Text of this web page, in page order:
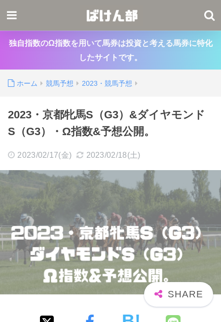
独自指数のΩ指数を用いて馬券は投資と考える馬券に特化
したサイトです。
ホーム 競馬予想 2023・競馬予想
2023・京都牝馬S（G3）&ダイヤモンド
S（G3）・Ω指数&予想公開。
2023/02/17(金) 2023/02/18(土)